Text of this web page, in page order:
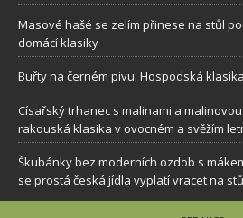
Masové hašé se zelím přinese na stůl
domácí klasiky
Buřty na černém pivu: Hospodská
Císařský trhanec s malinami a
rakouská klasika v ovocném a svěžím
Škubánky bez moderních ozdob s
se prostá česká jídla vyplatí vracet na